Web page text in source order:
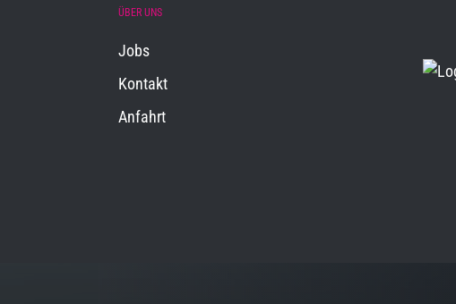
ÜBER UNS
Jobs
Kontakt
Anfahrt